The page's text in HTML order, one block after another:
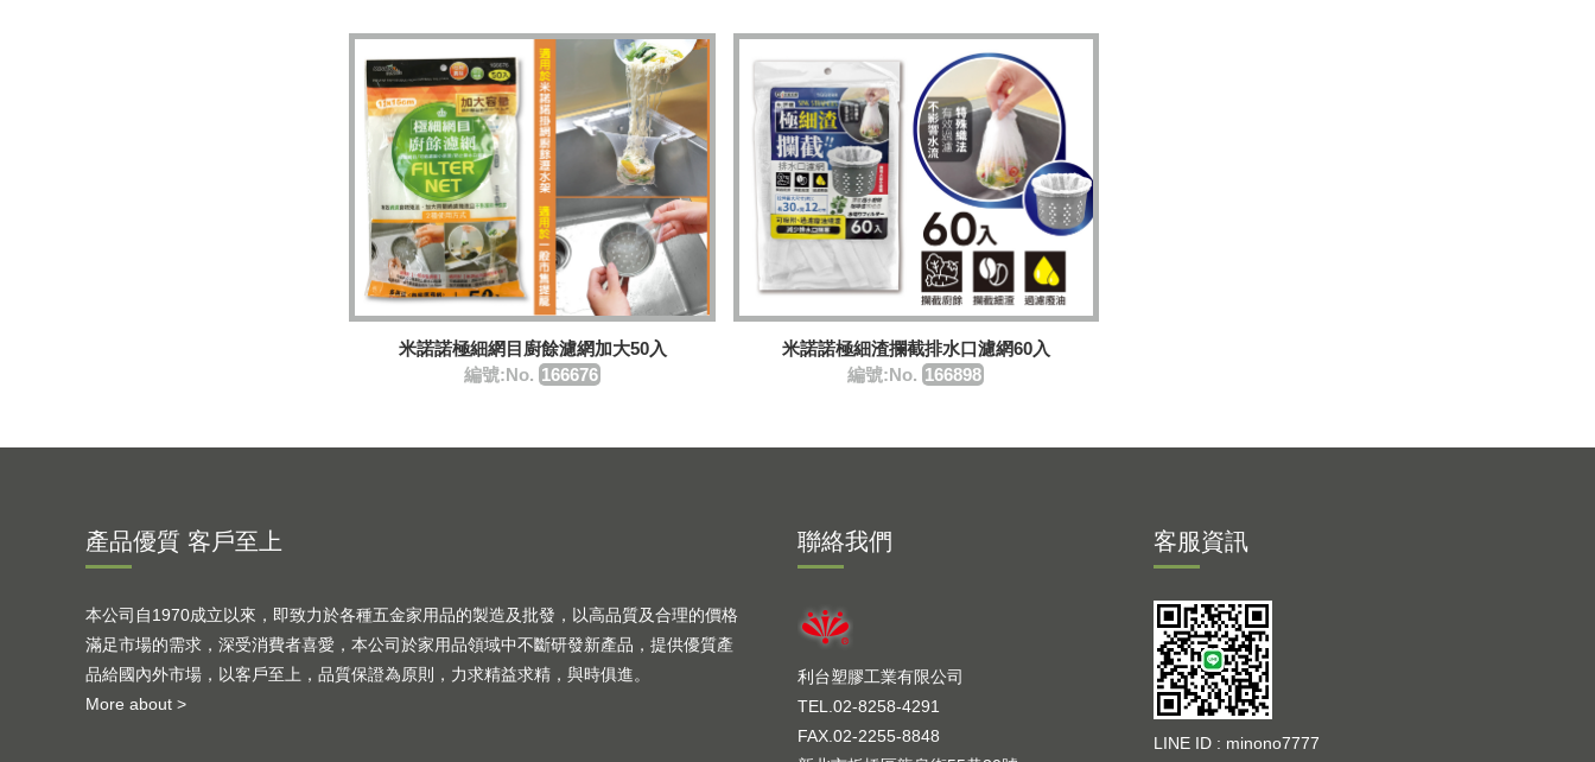
米諾諾極細網目廚餘濾網加大50入
編號:No. 166676
米諾諾極細渣攔截排水口濾網60入
編號:No. 166898
產品優質 客戶至上
本公司自1970成立以來，即致力於各種五金家用品的製造及批發，以高品質及合理的價格
滿足市場的需求，深受消費者喜愛，本公司於家用品領域中不斷研發新產品，提供優質產
品給國內外市場，以客戶至上，品質保證為原則，力求精益求精，與時俱進。
More about >
聯絡我們
利台塑膠工業有限公司
TEL.02-8258-4291
FAX.02-2255-8848
客服資訊
LINE ID : minono7777